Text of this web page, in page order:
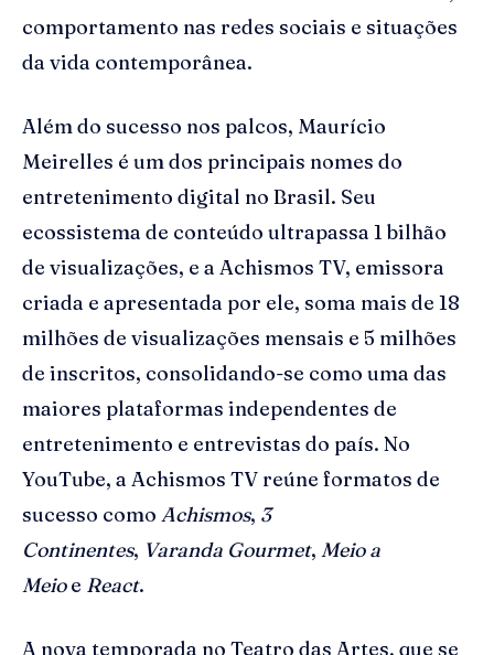
comportamento nas redes sociais e situações
da vida contemporânea.
Além do sucesso nos palcos, Maurício
Meirelles é um dos principais nomes do
entretenimento digital no Brasil. Seu
ecossistema de conteúdo ultrapassa 1 bilhão
de visualizações, e a Achismos TV, emissora
criada e apresentada por ele, soma mais de 18
milhões de visualizações mensais e 5 milhões
de inscritos, consolidando-se como uma das
maiores plataformas independentes de
entretenimento e entrevistas do país. No
YouTube, a Achismos TV reúne formatos de
sucesso como Achismos, 3
Continentes, Varanda Gourmet, Meio a
Meioe React.
A nova temporada no Teatro das Artes, que se